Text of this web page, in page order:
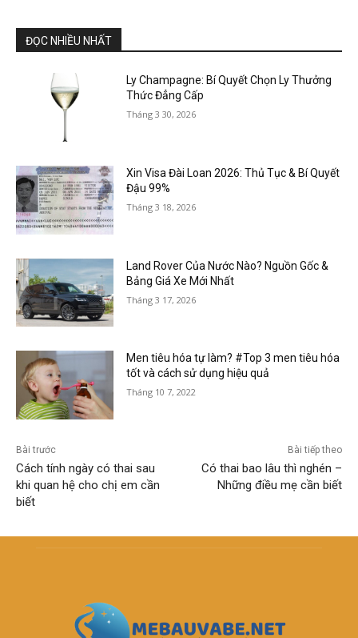
ĐỌC NHIỀU NHẤT
Ly Champagne: Bí Quyết Chọn Ly Thưởng
Thức Đẳng Cấp
Tháng 3 30, 2026
Xin Visa Đài Loan 2026: Thủ Tục & Bí Quyết
Đậu 99%
Tháng 3 18, 2026
Land Rover Của Nước Nào? Nguồn Gốc &
Bảng Giá Xe Mới Nhất
Tháng 3 17, 2026
Men tiêu hóa tự làm? #Top 3 men tiêu hóa
tốt và cách sử dụng hiệu quả
Tháng 10 7, 2022
Bài trước
Cách tính ngày có thai sau
khi quan hệ cho chị em cần
biết
Bài tiếp theo
Có thai bao lâu thì nghén –
Những điều mẹ cần biết